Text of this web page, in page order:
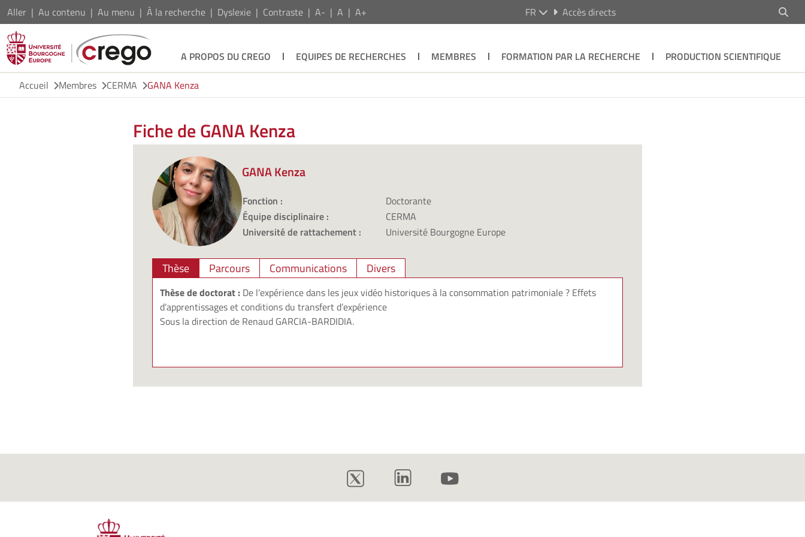
Aller Au contenu Au menu À la recherche Dyslexie Contraste A- A A+ FR Accès directs
A PROPOS DU CREGO EQUIPES DE RECHERCHES MEMBRES FORMATION PAR LA RECHERCHE
PRODUCTION SCIENTIFIQUE
Accueil
Membres CERMA GANA Kenza
Fiche de GANA Kenza
GANA Kenza
Fonction :
Doctorante
Équipe disciplinaire :
CERMA
Université de rattachement :
Université Bourgogne Europe
Thèse Parcours Communications Divers
Thèse de doctorat : De l’expérience dans les jeux vidéo historiques à la consommation patrimoniale ? Effets
d’apprentissages et conditions du transfert d’expérience
Sous la direction de Renaud GARCIA-BARDIDIA.